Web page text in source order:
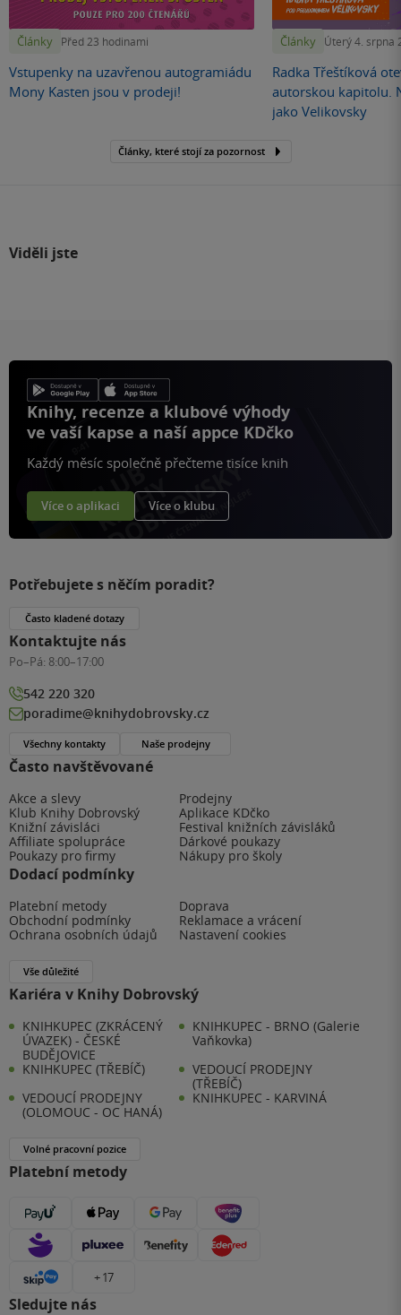
Články Před 23 hodinami
Vstupenky na uzavřenou autogramiádu
Mony Kasten jsou v prodeji!
Články Úterý 4. srpna
Radka Třeštíková
autorskou kapitolu.
jako Velikovsky
Články, které stojí za pozornost
Viděli jste
Knihy, recenze a klubové výhody
ve vaší kapse a naší appce KDčko
Každý měsíc společně přečteme tisíce knih
Více o aplikaci Více o klubu
Často navštěvované
Akce a slevy
Prodejny
Klub Knihy Dobrovský
Aplikace KDčko
Knižní závisláci
Festival knižních závisláků
Affiliate spolupráce
Dárkové poukazy
Poukazy pro firmy
Nákupy pro školy
Dodací podmínky
Platební metody
Doprava
Obchodní podmínky
Reklamace a vrácení
Ochrana osobních údajů
Nastavení cookies
Vše důležité
Kariéra v Knihy Dobrovský
KNIHKUPEC (ZKRÁCENÝ
ÚVAZEK) - ČESKÉ
BUDĚJOVICE
KNIHKUPEC - BRNO (Galerie
Vaňkovka)
KNIHKUPEC (TŘEBÍČ)
VEDOUCÍ PRODEJNY
(TŘEBÍČ)
VEDOUCÍ PRODEJNY
(OLOMOUC - OC HANÁ)
KNIHKUPEC - KARVINÁ
Volné pracovní pozice
Platební metody
+ 17
Sledujte nás
Potřebujete s něčím poradit?
Často kladené dotazy
Kontaktujte nás
Po–Pá: 8:00–17:00
542 220 320
poradime@knihydobrovsky.cz
Všechny kontakty Naše prodejny